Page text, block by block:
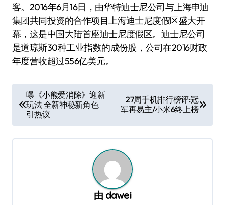
客。2016年6月16日，由华特迪士尼公司与上海申迪
集团共同投资的合作项目上海迪士尼度假区盛大开
幕，这是中国大陆首座迪士尼度假区。迪士尼公司
是道琼斯30种工业指数的成份股，公司在2016财政
年度营收超过556亿美元。
章
导
航
曝《小熊爱消除》迎新
玩法 全新神秘新角色
引热议
27周手机排行榜评:冠
军再易主/小米6终上榜
由 dawei